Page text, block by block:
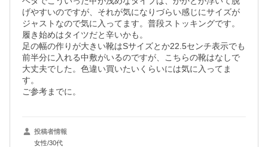
げやすいのですが、それが気になりづらい感じにサイズが
ジャストなので気に入ってます。普段ストッキングです。
履き始めはタイツだと辛いかも。
足の幅の作りが大きい靴はSサイズとか22.5センチ表示でも
前半分に入れる中敷がいるのですが、こちらの靴はなしで
大丈夫でした。色違い買いたいくらいには気に入ってま
す。
ご参考までに。
投稿者情報
女性/30代